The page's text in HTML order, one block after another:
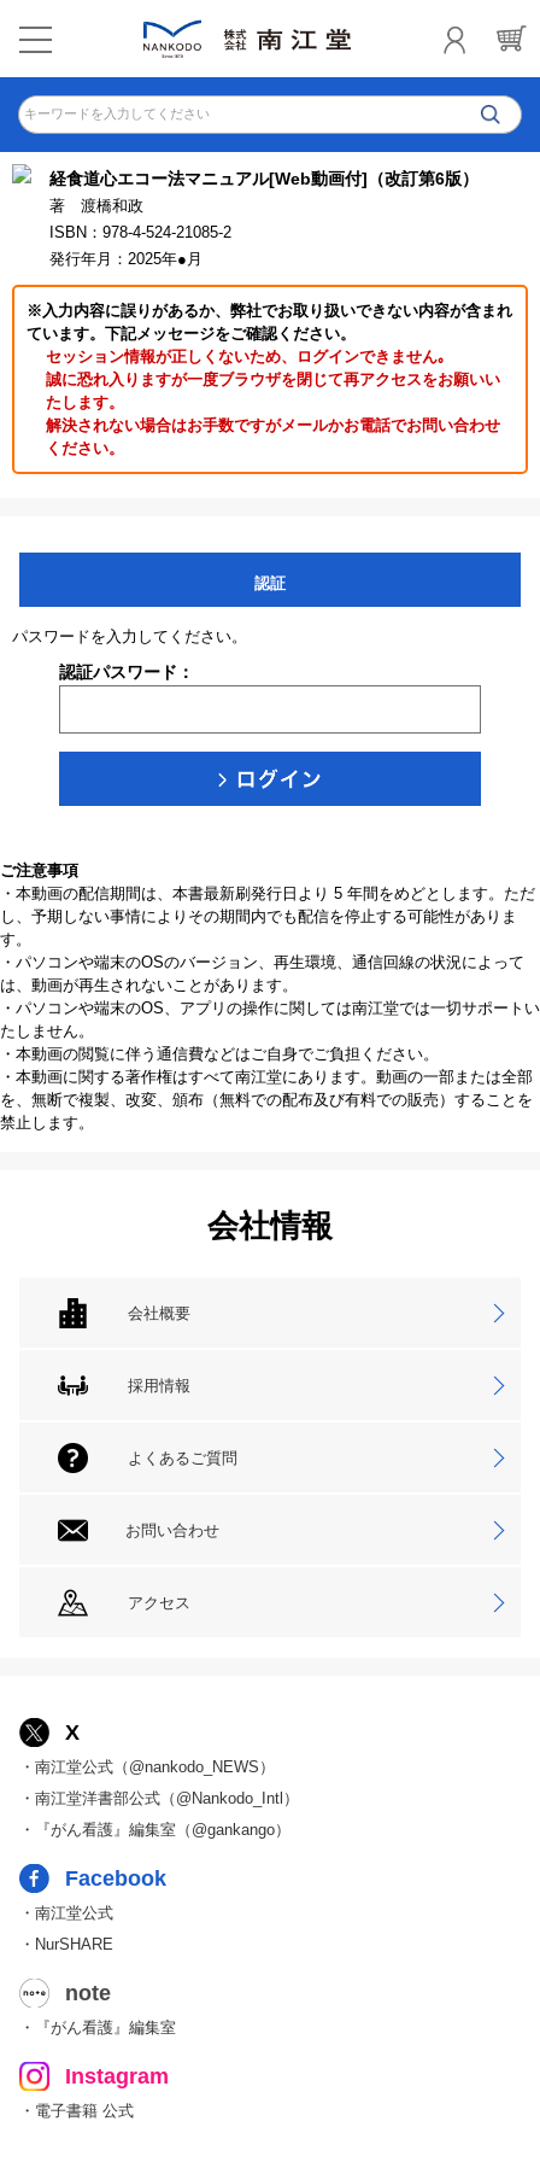
キーワードを入力してください
経食道心エコー法マニュアル[Web動画付]（改訂第6版）
著 渡橋和政
ISBN：978-4-524-21085-2
発行年月：2025年●月
※入力内容に誤りがあるか、弊社でお取り扱いできない内容が含まれ
ています。下記メッセージをご確認ください。
セッション情報が正しくないため、ログインできません｡
誠に恐れ入りますが一度ブラウザを閉じて再アクセスをお願いい
たします。
解決されない場合はお手数ですがメールかお電話でお問い合わせ
ください。
認証
パスワードを入力してください。
認証パスワード：
ご注意事項
・本動画の配信期間は、本書最新刷発行日より 5 年間をめどとします。ただ
し、予期しない事情によりその期間内でも配信を停止する可能性がありま
す。
・パソコンや端末のOSのバージョン、再生環境、通信回線の状況によって
は、動画が再生されないことがあります。
・パソコンや端末のOS、アプリの操作に関しては南江堂では一切サポートい
たしません。
・本動画の閲覧に伴う通信費などはご自身でご負担ください。
・本動画に関する著作権はすべて南江堂にあります。動画の一部または全部
を、無断で複製、改変、頒布（無料での配布及び有料での販売）することを
禁止します。
会社情報
会社概要
採用情報
よくあるご質問
お問い合わせ
アクセス
X
・南江堂公式（@nankodo_NEWS）
・南江堂洋書部公式（@Nankodo_Intl）
・『がん看護』編集室（@gankango）
Facebook
・南江堂公式
・NurSHARE
note
・『がん看護』編集室
Instagram
・電子書籍 公式